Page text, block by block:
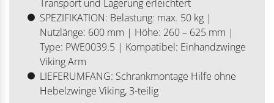
Transport und Lagerung erleichtert
SPEZIFIKATION: Belastung: max. 50 kg |
Nutzlänge: 600 mm | Höhe: 260 – 625 mm |
Type: PWE0039.5 | Kompatibel: Einhandzwinge
Viking Arm
LIEFERUMFANG: Schrankmontage Hilfe ohne
Hebelzwinge Viking, 3-teilig